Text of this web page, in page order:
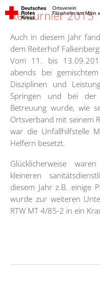
Ortsverein
Flörsheim am Main
Reitturnier 2015
Auch in diesem Jahr
dem Reiterhof
Vom 11. bis
abends bei
Disziplinen und
Springen und bei der
Betreuung wurde, wie
Ortsverband mit seinem
war die Unfallhilfstelle
Helfern besetzt.
Glücklicherweise
kleineren
diesem Jahr z.B. einige
wurde zur weiteren
RTW MT 4/85-2 in ein